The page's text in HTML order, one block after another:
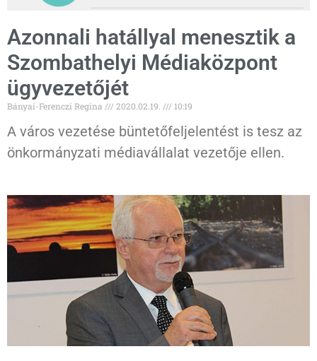
Azonnali hatállyal menesztik a
Szombathelyi Médiaközpont
ügyvezetőjét
Bányai-Ferenczi Regina 2020.02.19. 10:19
A város vezetése büntetőfeljelentést is tesz az
önkormányzati médiavállalat vezetője ellen.